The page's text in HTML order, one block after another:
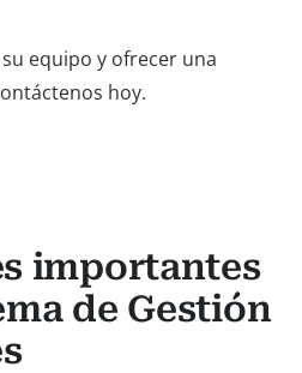
equipo y ofrecer una
hoy.
importantes
de Gestión